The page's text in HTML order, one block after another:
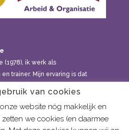
(1978), ik werk als
trainer. Mijn ervaring is dat
met elkaar in verband staat: in
de relaties die je hebt, de
levensfase waarin je zit, hoe
van cookies
website nóg makkelijk en
we cookies (en daarmee